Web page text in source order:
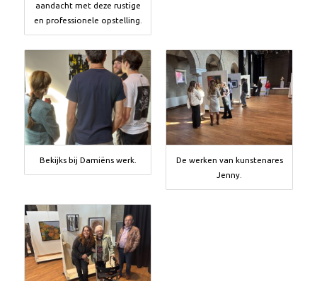
aandacht met deze rustige
en professionele opstelling.
Bekijks bij Damiëns werk.
De werken van kunstenares
Jenny.